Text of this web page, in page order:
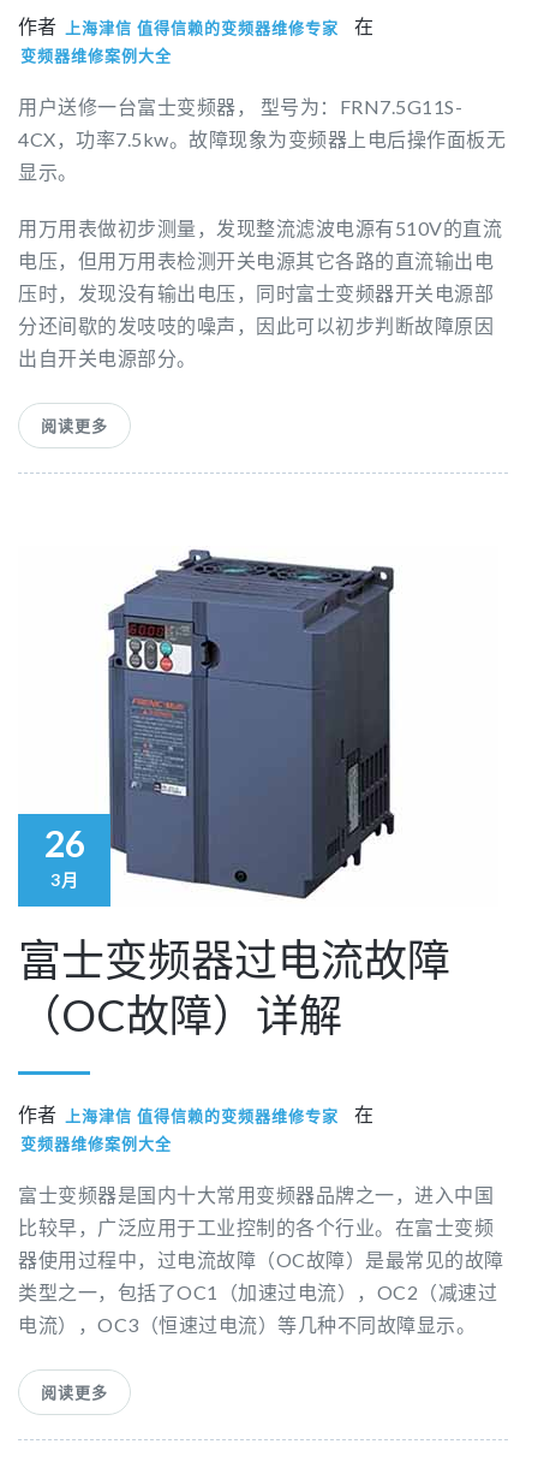
作者 上海津信 值得信赖的变频器维修专家 在
变频器维修案例大全
用户送修一台富士变频器， 型号为：FRN7.5G11S-
4CX，功率7.5kw。故障现象为变频器上电后操作面板无
显示。
用万用表做初步测量，发现整流滤波电源有510V的直流
电压，但用万用表检测开关电源其它各路的直流输出电
压时，发现没有输出电压，同时富士变频器开关电源部
分还间歇的发吱吱的噪声，因此可以初步判断故障原因
出自开关电源部分。
阅读更多
26
3月
富士变频器过电流故障
（OC故障）详解
作者 上海津信 值得信赖的变频器维修专家 在
变频器维修案例大全
富士变频器是国内十大常用变频器品牌之一，进入中国
比较早，广泛应用于工业控制的各个行业。在富士变频
器使用过程中，过电流故障（OC故障）是最常见的故障
类型之一，包括了OC1（加速过电流），OC2（减速过
电流），OC3（恒速过电流）等几种不同故障显示。
阅读更多